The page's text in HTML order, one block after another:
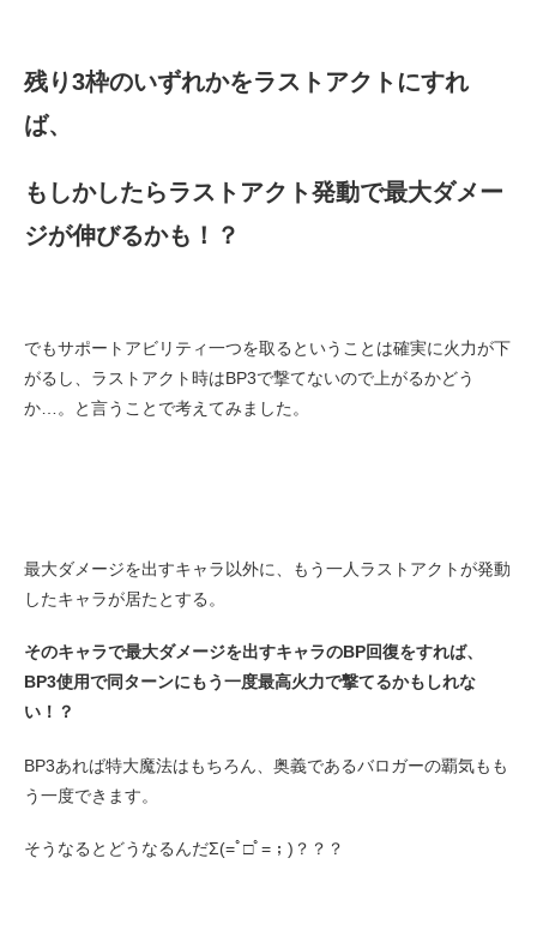
残り3枠のいずれかをラストアクトにすれ
ば、
もしかしたらラストアクト発動で最大ダメー
ジが伸びるかも！？
でもサポートアビリティ一つを取るということは確実に火力が下
がるし、ラストアクト時はBP3で撃てないので上がるかどう
か…。と言うことで考えてみました。
最大ダメージを出すキャラ以外に、もう一人ラストアクトが発動
したキャラが居たとする。
そのキャラで最大ダメージを出すキャラのBP回復をすれば、
BP3使用で同ターンにもう一度最高火力で撃てるかもしれな
い！？
BP3あれば特大魔法はもちろん、奥義であるバロガーの覇気もも
う一度できます。
そうなるとどうなるんだΣ(=ﾟ□ﾟ=；)？？？